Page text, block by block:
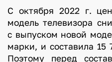
С октября 2022 г.
модель телевизора
с выпуском новой
марки, и составила
Поэтому перед